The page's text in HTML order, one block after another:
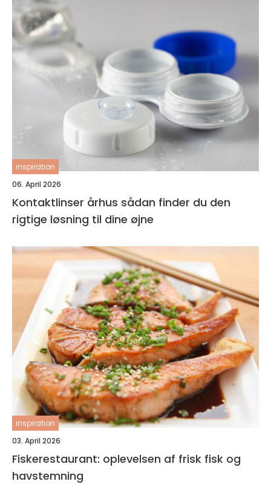
inspiration
06. April 2026
Kontaktlinser århus sådan finder du den
rigtige løsning til dine øjne
inspiration
03. April 2026
Fiskerestaurant: oplevelsen af frisk fisk og
havstemning